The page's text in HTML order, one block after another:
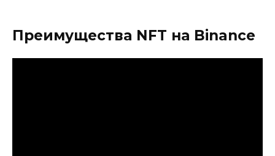
Преимущества NFT на Binance